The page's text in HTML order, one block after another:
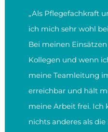
„Als Pflegefachkraft
ich mich sehr wohl
Bei meinen
Kollegen und wenn
meine Teamleitung
erreichbar und hält
meine Arbeit frei. Ich
nichts anderes als